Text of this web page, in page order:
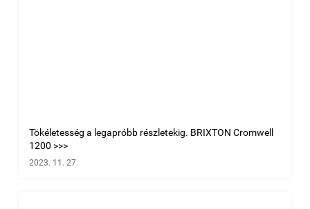
Tökéletesség a legapróbb részletekig. BRIXTON Cromwell
1200 >>>
2023. 11. 27.